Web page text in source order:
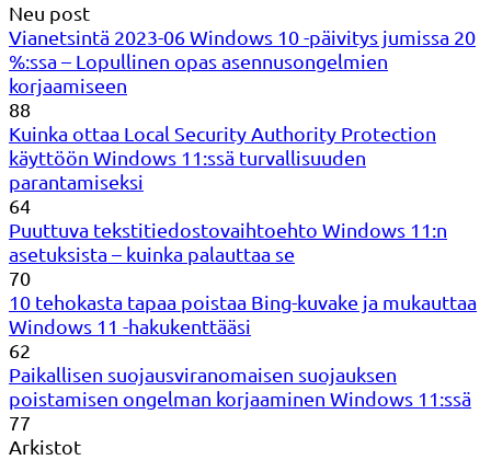
Neu post
Vianetsintä 2023-06 Windows 10 -päivitys jumissa 20
%:ssa – Lopullinen opas asennusongelmien
korjaamiseen
88
Kuinka ottaa Local Security Authority Protection
käyttöön Windows 11:ssä turvallisuuden
parantamiseksi
64
Puuttuva tekstitiedostovaihtoehto Windows 11:n
asetuksista – kuinka palauttaa se
70
10 tehokasta tapaa poistaa Bing-kuvake ja mukauttaa
Windows 11 -hakukenttääsi
62
Paikallisen suojausviranomaisen suojauksen
poistamisen ongelman korjaaminen Windows 11:ssä
77
Arkistot